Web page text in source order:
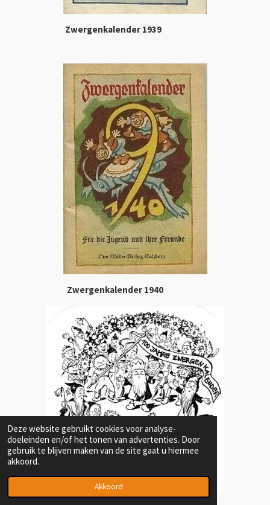
Deze website gebruikt cookies voor analyse-
doeleinden en/of het tonen van advertenties. Door
gebruik te blijven maken van de site gaat u hiermee
akkoord.
Akkoord
Zwergenkalender 1939
Zwergenkalender 1940